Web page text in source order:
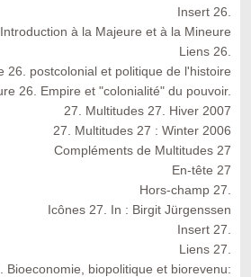
Insert 26.
Introduction à la Majeure et à la Mineure
Liens 26.
26. postcolonial et politique de l'histoire
26. Empire et "colonialité" du pouvoir.
27. Multitudes 27. Hiver 2007
27. Multitudes 27 : Winter 2006
Compléments de Multitudes 27
En-tête 27
Hors-champ 27.
Icônes 27. In : Birgit Jürgenssen
Insert 27.
Liens 27.
Bioeconomie, biopolitique et biorevenu: